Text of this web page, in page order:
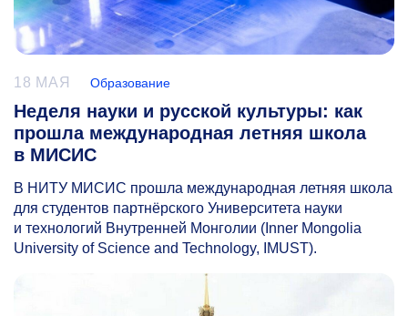
18 МАЯ Образование
Неделя науки и русской культуры: как
прошла международная летняя школа
в МИСИС
В НИТУ МИСИС прошла международная летняя школа
для студентов партнёрского Университета науки
и технологий Внутренней Монголии (Inner Mongolia
University of Science and Technology, IMUST).